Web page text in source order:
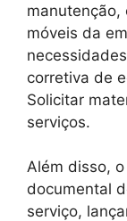
manutenção,
móveis da
corretiva de
Solicitar
serviços.
Além disso,
documental
serviço,